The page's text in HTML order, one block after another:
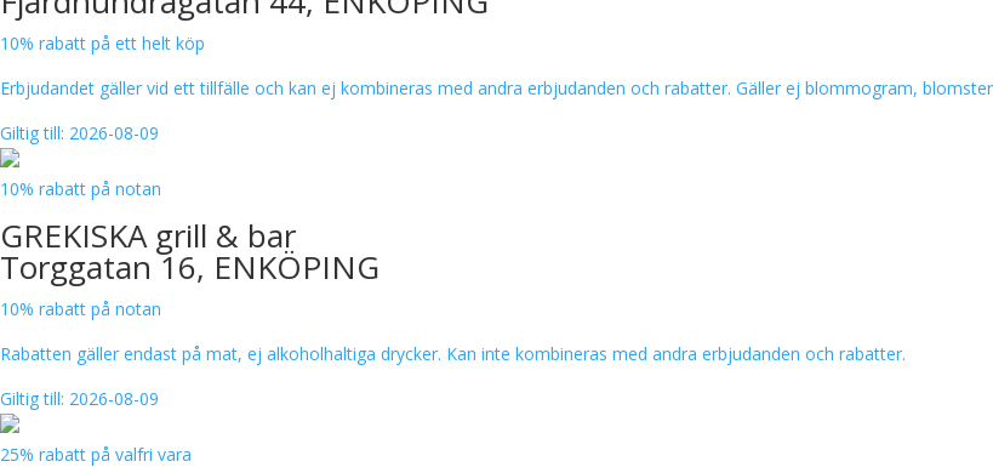
10% rabatt på ett helt köp
Erbjudandet gäller vid ett tillfälle och kan ej kombineras med andra erbjudanden och rabatter. Gäller ej blommogram,
Giltig till: 2026-08-09
10% rabatt på notan
GREKISKA grill & bar
Torggatan 16, ENKÖPING
10% rabatt på notan
Rabatten gäller endast på mat, ej alkoholhaltiga drycker. Kan inte kombineras med andra erbjudanden och rabatter.
Giltig till: 2026-08-09
25% rabatt på valfri vara